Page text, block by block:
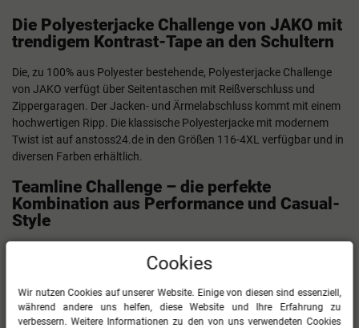
Die Polyesterjacke Challenge von JAKO mit
trendigem Kontrast-Tape an den Schultern
Die, zu 100% aus Polyester bestehende, Polyesterjacke Challenge
von JAKO verfügt über Seitentaschen mit Reißverschluss und
Zippergaragen. Der Jacken- und Ärmelabschluss kommt mit einem
hochwertigen Ripp. Die klassische Polyesterjacke mit modernem
Twist ist auf anstoss24.de in den Größen 116-4XL verfügbar und in
diversen Farben erhältlich.
Teamline Challenge – die perfekte
Kombination aus Performance und Casual-
Style
Style“. Die Kollektion ist die perfekte Verbindung von funktionellen
und fünfzehn Artikel machen die „Challenge-Teamline“ zu einem
absoluten Multitalent. Neben 10 klassischen Farben strahlt die
Cookies
Wir nutzen Cookies auf unserer Website. Einige von diesen sind essenziell,
während andere uns helfen, diese Website und Ihre Erfahrung zu
verbessern. Weitere Informationen zu den von uns verwendeten Cookies